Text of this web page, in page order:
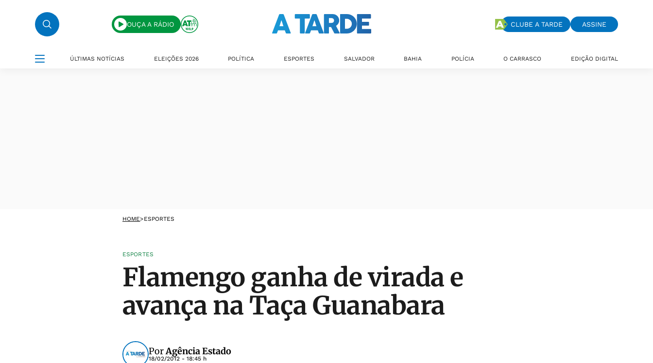
OUÇA A RÁDIO CLUBE A TARDE ASSINE
ÚLTIMAS NOTÍCIAS ELEIÇÕES 2026 POLÍTICA ESPORTES SALVADOR BAHIA POLÍCIA O CARRASCO EDIÇÃO DIGITAL
HOME>ESPORTES
ESPORTES
Flamengo ganha de virada e
avança na Taça Guanabara
PorAgência Estado
18/02/2012 - 18:45 h